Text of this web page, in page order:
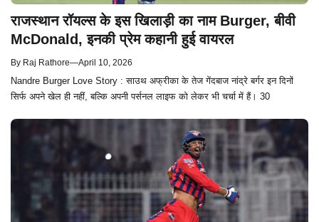
राजस्थान रॉयल्स के इस खिलाड़ी का नाम Burger, बीवी
McDonald, इनकी प्रेम कहानी हुई वायरल
By Raj Rathore—April 10, 2026
Nandre Burger Love Story : साउथ अफ्रीका के तेज गेंदबाज नांद्रे बर्गर इन दिनों
सिर्फ अपने खेल ही नहीं, बल्कि अपनी पर्सनल लाइफ को लेकर भी चर्चा में हैं। 30